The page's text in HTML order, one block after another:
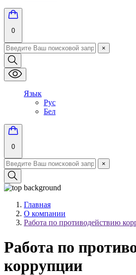
0
×
Язык
Рус
Бел
0
×
Главная
О компании
Работа по противодействию
Работа по
коррупции